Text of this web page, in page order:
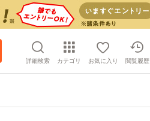
詳細検索 カテゴリ お気に入り 閲覧履歴